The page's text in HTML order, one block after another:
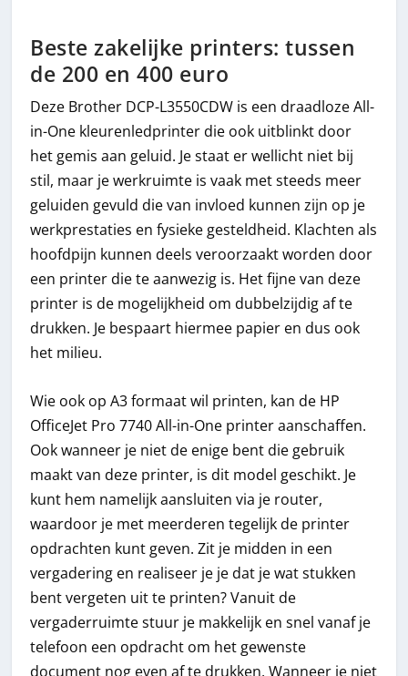
Beste zakelijke printers: tussen
de 200 en 400 euro
Deze Brother DCP-L3550CDW is een draadloze All-
in-One kleurenledprinter die ook uitblinkt door
het gemis aan geluid. Je staat er wellicht niet bij
stil, maar je werkruimte is vaak met steeds meer
geluiden gevuld die van invloed kunnen zijn op je
werkprestaties en fysieke gesteldheid. Klachten als
hoofdpijn kunnen deels veroorzaakt worden door
een printer die te aanwezig is. Het fijne van deze
printer is de mogelijkheid om dubbelzijdig af te
drukken. Je bespaart hiermee papier en dus ook
het milieu.
Wie ook op A3 formaat wil printen, kan de HP
OfficeJet Pro 7740 All-in-One printer aanschaffen.
Ook wanneer je niet de enige bent die gebruik
maakt van deze printer, is dit model geschikt. Je
kunt hem namelijk aansluiten via je router,
waardoor je met meerderen tegelijk de printer
opdrachten kunt geven. Zit je midden in een
vergadering en realiseer je je dat je wat stukken
bent vergeten uit te printen? Vanuit de
vergaderruimte stuur je makkelijk en snel vanaf je
telefoon een opdracht om het gewenste
document nog even af te drukken. Wanneer je niet